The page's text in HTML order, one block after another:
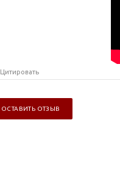
Цитировать
ОСТАВИТЬ ОТЗЫВ